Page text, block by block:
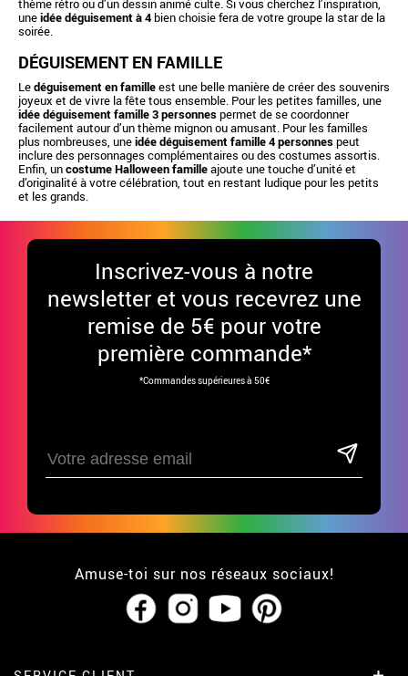
thème rétro ou d’un dessin animé culte. Si vous cherchez l’inspiration,
uneidée déguisement à 4bien choisie fera de votre groupe la star de la
soirée.
DÉGUISEMENT EN FAMILLE
Ledéguisement en familleest une belle manière de créer des souvenirs
joyeux et de vivre la fête tous ensemble. Pour les petites familles, une
idée déguisement famille 3 personnespermet de se coordonner
facilement autour d’un thème mignon ou amusant. Pour les familles
plus nombreuses, uneidée déguisement famille 4 personnespeut
inclure des personnages complémentaires ou des costumes assortis.
Enfin, uncostume Halloween familleajoute une touche d’unité et
d’originalité à votre célébration, tout en restant ludique pour les petits
et les grands.
Inscrivez-vous à notre
newsletter et vous recevrez une
remise de 5€ pour votre
première commande*
*Commandes supérieures à 50€
Amuse-toi sur nos réseaux sociaux!